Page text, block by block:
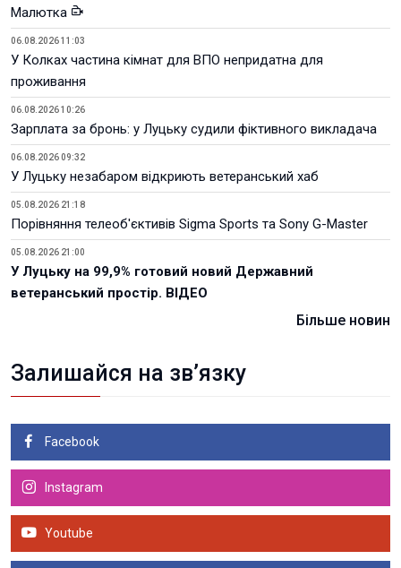
Малютка
06.08.2026 11:03
У Колках частина кімнат для ВПО непридатна для
проживання
06.08.2026 10:26
Зарплата за бронь: у Луцьку судили фіктивного викладача
06.08.2026 09:32
У Луцьку незабаром відкриють ветеранський хаб
05.08.2026 21:18
Порівняння телеоб'єктивів Sigma Sports та Sony G-Master
05.08.2026 21:00
У Луцьку на 99,9% готовий новий Державний
ветеранський простір. ВІДЕО
Більше новин
Залишайся на зв’язку
Facebook
Instagram
Youtube